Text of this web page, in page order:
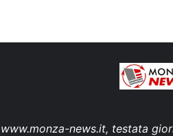
www.monza-news.it, testata